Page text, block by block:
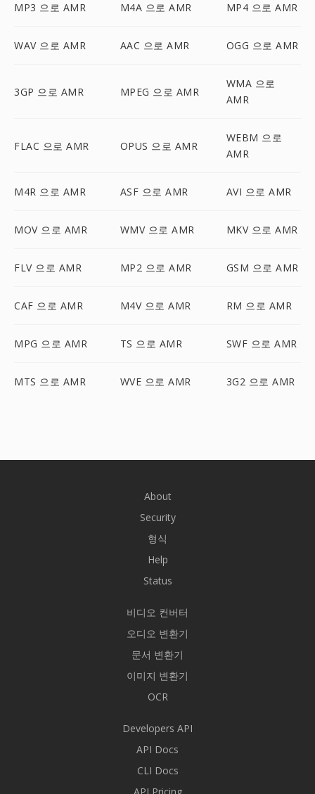
MP3 으로 AMR M4A 으로 AMR MP4 으로 AMR
WAV 으로 AMR AAC 으로 AMR OGG 으로 AMR
3GP 으로 AMR MPEG 으로 AMR
WMA 으로
AMR
FLAC 으로 AMR OPUS 으로 AMR
WEBM 으로
AMR
M4R 으로 AMR ASF 으로 AMR AVI 으로 AMR
MOV 으로 AMR WMV 으로 AMR MKV 으로 AMR
FLV 으로 AMR MP2 으로 AMR GSM 으로 AMR
CAF 으로 AMR M4V 으로 AMR RM 으로 AMR
MPG 으로 AMR TS 으로 AMR SWF 으로 AMR
MTS 으로 AMR WVE 으로 AMR 3G2 으로 AMR
About
Security
형식
Help
Status
비디오 컨버터
오디오 변환기
문서 변환기
이미지 변환기
OCR
Developers API
API Docs
CLI Docs